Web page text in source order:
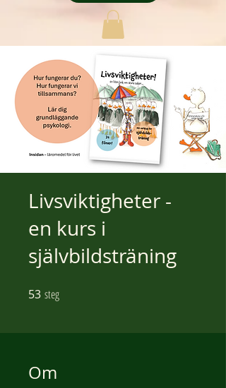
Livsviktigheter -
en kurs i
självbildsträning
53 steg
Om